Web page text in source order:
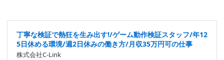
丁寧な検証で熱狂を生み出す!/ゲーム動作検証スタッフ/年12
5日休める環境/週2日休みの働き方/月収35万円可の仕事
株式会社C-Link